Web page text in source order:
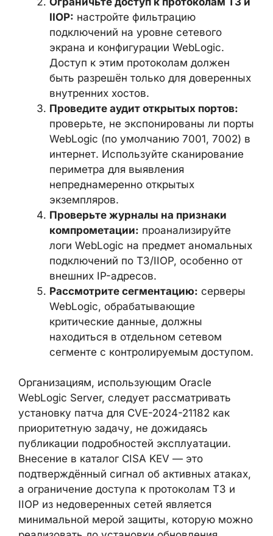
обновлялся с тех пор, рекомендуется
применить последний доступный
CPU, который включает и это
исправление.
Ограничьте доступ к протоколам T3
и IIOP:настройте фильтрацию
подключений на уровне сетевого
экрана и конфигурации WebLogic.
Доступ к этим протоколам должен
быть разрешён только для
доверенных внутренних хостов.
Проведите аудит открытых портов:
проверьте, не экспонированы ли
порты WebLogic (по умолчанию 7001,
7002) в интернет. Используйте
сканирование периметра для
выявления непреднамеренно
открытых экземпляров.
Проверьте журналы на признаки
компрометации: проанализируйте
логи WebLogic на предмет
аномальных подключений по T3/IIOP,
особенно от внешних IP-адресов.
Рассмотрите сегментацию: серверы
критические данные, должны
находиться в отдельном сетевом
сегменте с контролируемым
доступом.
Организациям, использующим Oracle
WebLogic Server, следует рассматривать
установку патча для CVE-2024-21182 как
приоритетную задачу, не дожидаясь
публикации подробностей эксплуатации.